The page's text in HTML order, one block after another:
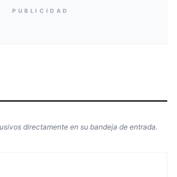
PUBLICIDAD
directamente en su bandeja de entrada.